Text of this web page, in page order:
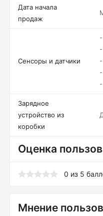
Дата начала
продаж
Сенсоры и датчики
Зарядное
устройство из
коробки
Оценка
0 из 5
Мнение